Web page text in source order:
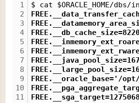
1
2
3
4
5
6
7
8
9
10
11
$ cat $ORACLE_HOME/
FREE.__oracle_base='/opt/